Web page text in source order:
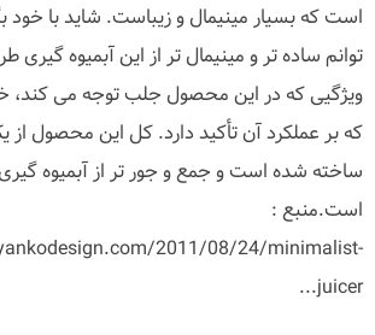
است که بسیار مینیمال و زیباست. شاید با
توانم ساده تر و مینیمال تر از این آبمیوه گیری
ویژگیی که در این محصول جلب توجه می
که بر عملکرد آن تأکید دارد. کل این محصول
ساخته شده است و جمع و جور تر از آبمیوه
است.منبع :
2011/08/24/minimalist-
juicer...